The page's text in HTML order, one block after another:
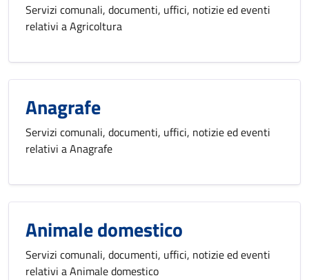
Servizi comunali, documenti, uffici, notizie ed eventi
relativi a Agricoltura
Anagrafe
Servizi comunali, documenti, uffici, notizie ed eventi
relativi a Anagrafe
Animale domestico
Servizi comunali, documenti, uffici, notizie ed eventi
relativi a Animale domestico